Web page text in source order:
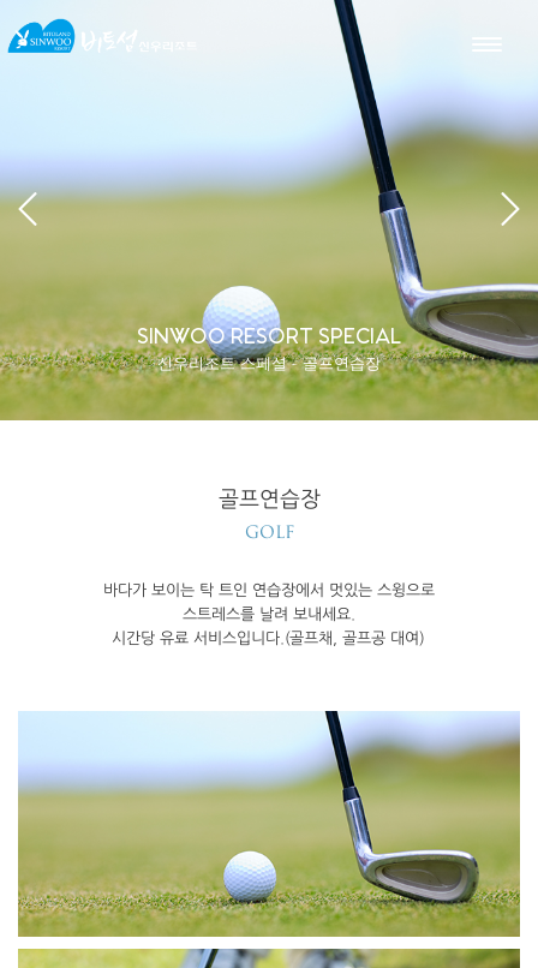
SINWOO RESORT SPECIAL
신우리조트 스페셜 - 골프연습장
골프연습장
GOLF
바다가 보이는 탁 트인 연습장에서 멋있는 스윙으로
스트레스를 날려 보내세요.
시간당 유료 서비스입니다.(골프채, 골프공 대여)